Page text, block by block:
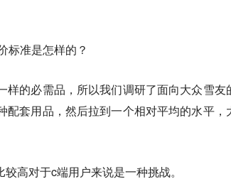
标准是怎样的？
样的必需品，所以我们调研了面向大众雪友
套用品，然后拉到一个相对平均的水平，
高对于c端用户来说是一种挑战。